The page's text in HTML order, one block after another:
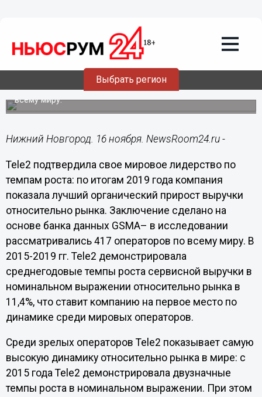
Выбрать регион
Tele2 - самый быстрорастущий
оператор в мире
Заключение сделано на основе банка данных GSMA – в
исследовании рассматривались 417 операторов по
всему миру.
Нижний Новгород. 16 ноября. NewsRoom24.ru -
Tele2 подтвердила свое мировое лидерство по
темпам роста: по итогам 2019 года компания
показала лучший органический прирост выручки
относительно рынка. Заключение сделано на
основе банка данных GSMA– в исследовании
рассматривались 417 операторов по всему миру. В
2015-2019 гг. Tele2 демонстрировала
среднегодовые темпы роста сервисной выручки в
номинальном выражении относительно рынка в
11,4%, что ставит компанию на первое место по
динамике среди мировых операторов.
Среди зрелых операторов Tele2 показывает самую
высокую динамику относительно рынка в мире: с
2015 года Tele2 демонстрировала двузначные
темпы роста в номинальном выражении. При этом